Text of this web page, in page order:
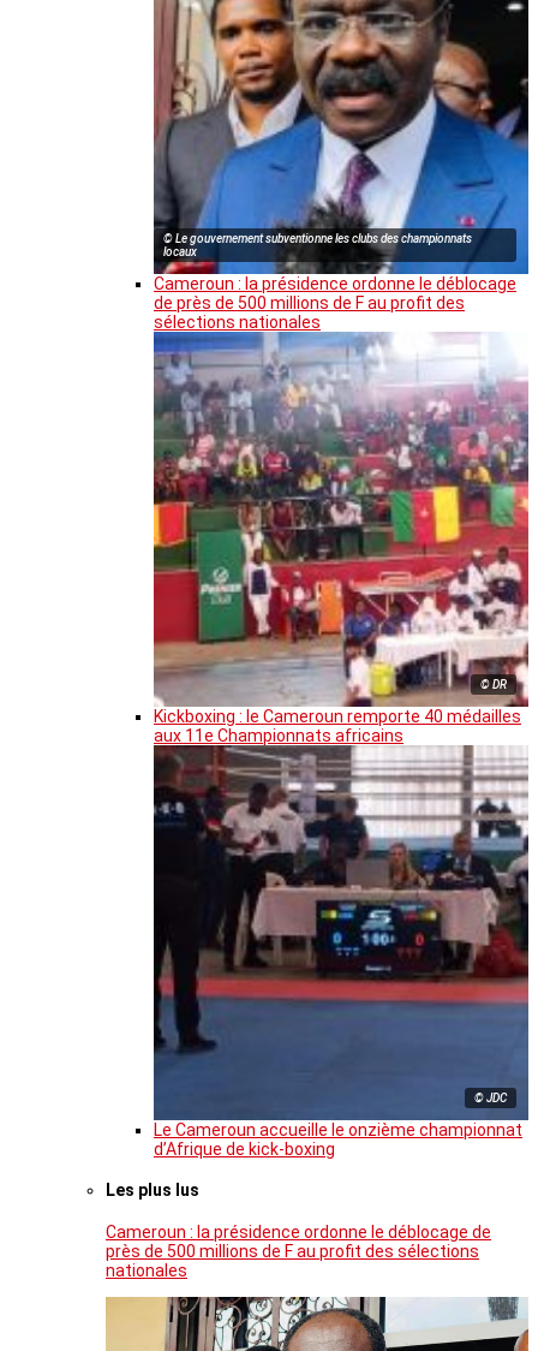
© Le gouvernement subventionne les clubs des championnats
locaux
Cameroun : la présidence ordonne le déblocage
de près de 500 millions de F au profit des
sélections nationales
© DR
Kickboxing : le Cameroun remporte 40 médailles
aux 11e Championnats africains
© JDC
Le Cameroun accueille le onzième championnat
d’Afrique de kick-boxing
Les plus lus
Cameroun : la présidence ordonne le déblocage de
près de 500 millions de F au profit des sélections
nationales